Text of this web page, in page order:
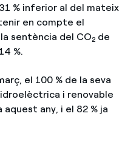
% inferior al del mateix
en compte el
sentència del CO2de
%.
el 100 % de la seva
i renovable
any, i el 82 % ja